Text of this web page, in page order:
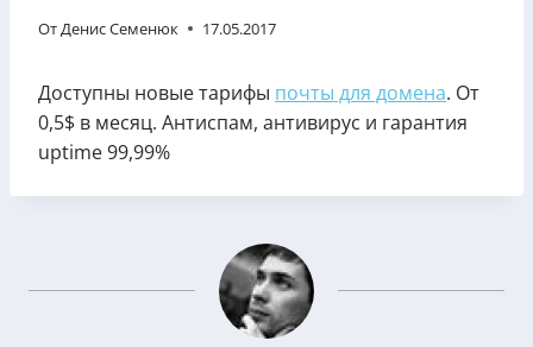
ОтДенис Семенюк 17.05.2017
Доступны новые тарифы почты для домена. От
0,5$ в месяц. Антиспам, антивирус и гарантия
uptime 99,99%